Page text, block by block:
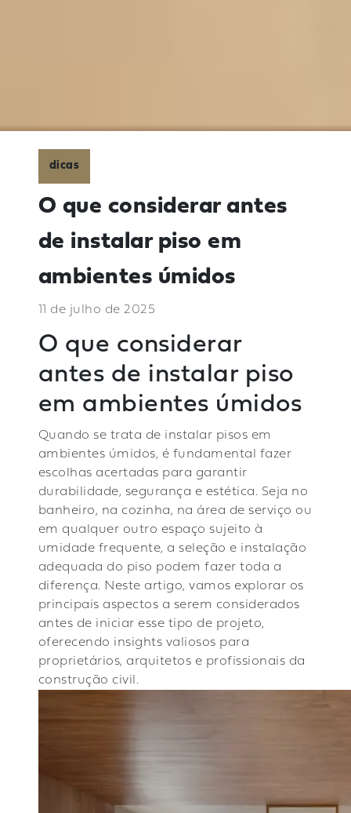
dicas
O que considerar antes
de instalar piso em
ambientes úmidos
11 de julho de 2025
O que considerar
antes de instalar piso
em ambientes úmidos
Quando se trata de instalar pisos em
ambientes úmidos, é fundamental fazer
escolhas acertadas para garantir
durabilidade, segurança e estética. Seja no
banheiro, na cozinha, na área de serviço ou
em qualquer outro espaço sujeito à
umidade frequente, a seleção e instalação
adequada do piso podem fazer toda a
diferença. Neste artigo, vamos explorar os
principais aspectos a serem considerados
antes de iniciar esse tipo de projeto,
oferecendo insights valiosos para
proprietários, arquitetos e profissionais da
construção civil.